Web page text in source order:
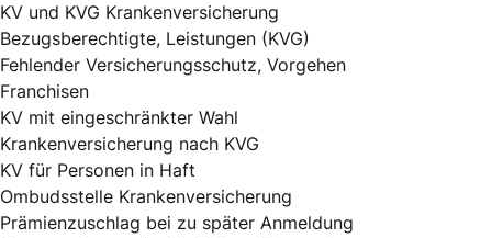
KV und KVG Krankenversicherung
Bezugsberechtigte, Leistungen (KVG)
Fehlender Versicherungsschutz, Vorgehen
Franchisen
KV mit eingeschränkter Wahl
Krankenversicherung nach KVG
KV für Personen in Haft
Ombudsstelle Krankenversicherung
Prämienzuschlag bei zu später Anmeldung